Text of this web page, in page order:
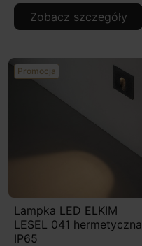
Zobacz szczegóły
Promocja
Lampka LED ELKIM
LESEL 041 hermetyczna
IP65